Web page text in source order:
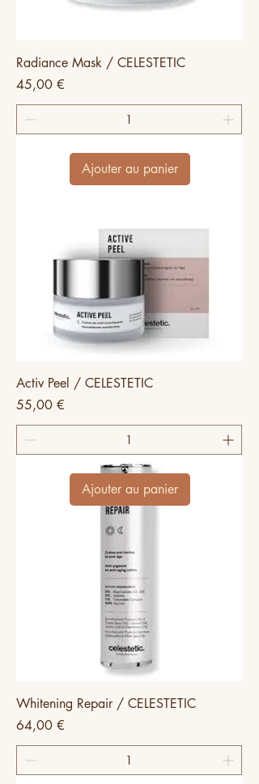
Radiance Mask / CELESTETIC
Prix
45,00 €
Ajouter au panier
Activ Peel / CELESTETIC
Prix
55,00 €
Ajouter au panier
Whitening Repair / CELESTETIC
Prix
64,00 €